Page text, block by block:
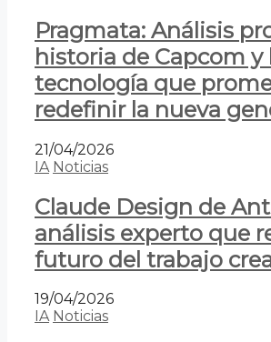
Pragmata: Análisis
historia de Capcom y
tecnología que
redefinir la nueva
21/04/2026
IA Noticias
Claude Design de
análisis experto que
futuro del trabajo
19/04/2026
IA Noticias